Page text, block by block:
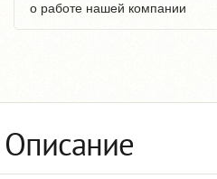
о работе нашей компании
Описание